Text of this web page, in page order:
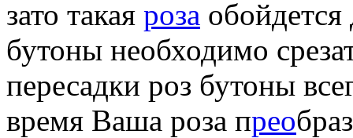
зато такая роза
бутоны необходимо
пересадки роз бутоны
время Ваша роза прео